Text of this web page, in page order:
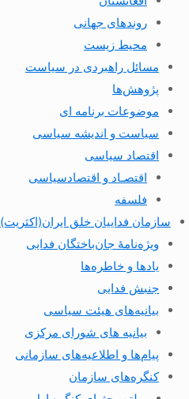
روندهای جهانی
محیط زیست
مسائل راهبردی در سیاست
پژوهش‌ها
موضوعات برنامه ای
سیاست و اندیشه سیاسی
اقتصاد سیاسی
اقتصـاد و اقتصاد‌سیاسی
فلسفه
سازمان فداییان خلق ایران(اکثریت)
ویژه‌نامهٔ جان‌باختگان فدایی
یادها و خاطره‌ها
جنبش فدایی
بیانیه‌های هیئت سیاسی
بیانیه های شورای مرکزی
پیام‌ها و اطلاعیه‌های سازمانی
کنگره‌های سازمان